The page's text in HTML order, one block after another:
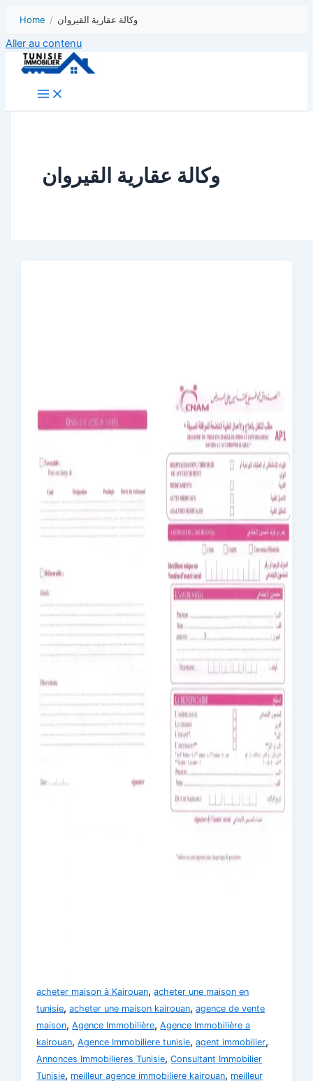
Home / وكالة عقارية القيروان
Aller au contenu
وكالة عقارية القيروان
acheter maison à Kairouan,acheter une maison en
tunisie,acheter une maison kairouan,agence de vente
maison,Agence Immobilière,Agence Immobilière a
kairouan,Agence Immobiliere tunisie,agent immobilier,
Annonces Immobilieres Tunisie,Consultant Immobilier
Tunisie, meilleur agence immobiliere kairouan, meilleur